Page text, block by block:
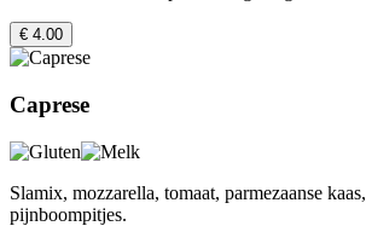
€ 4.00
Caprese
Slamix, mozzarella, tomaat, parmezaanse
pijnboompitjes.